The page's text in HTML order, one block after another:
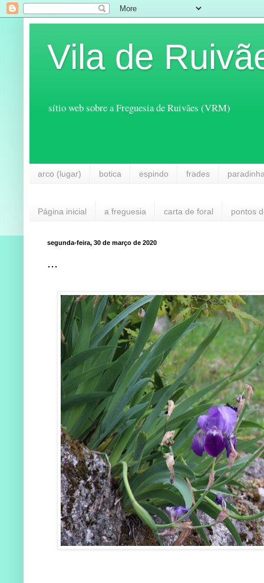
Vila de
sítio web sobre a Freguesia de Ruivães (VRM)
arco (lugar) botica espindo frades
Página inicial a freguesia carta de foral pontos
segunda-feira, 30 de março de 2020
...